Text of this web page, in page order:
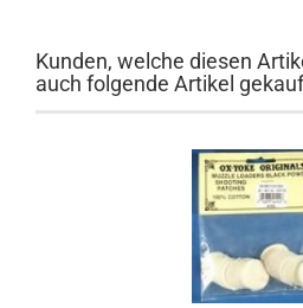
Kunden, welche diesen
auch folgende Artikel